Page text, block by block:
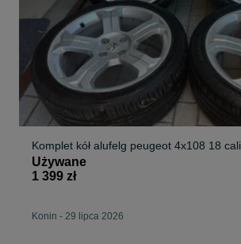
Komplet kół alufelg peugeot 4x108 18 cali
Używane
1 399 zł
Konin - 29 lipca 2026